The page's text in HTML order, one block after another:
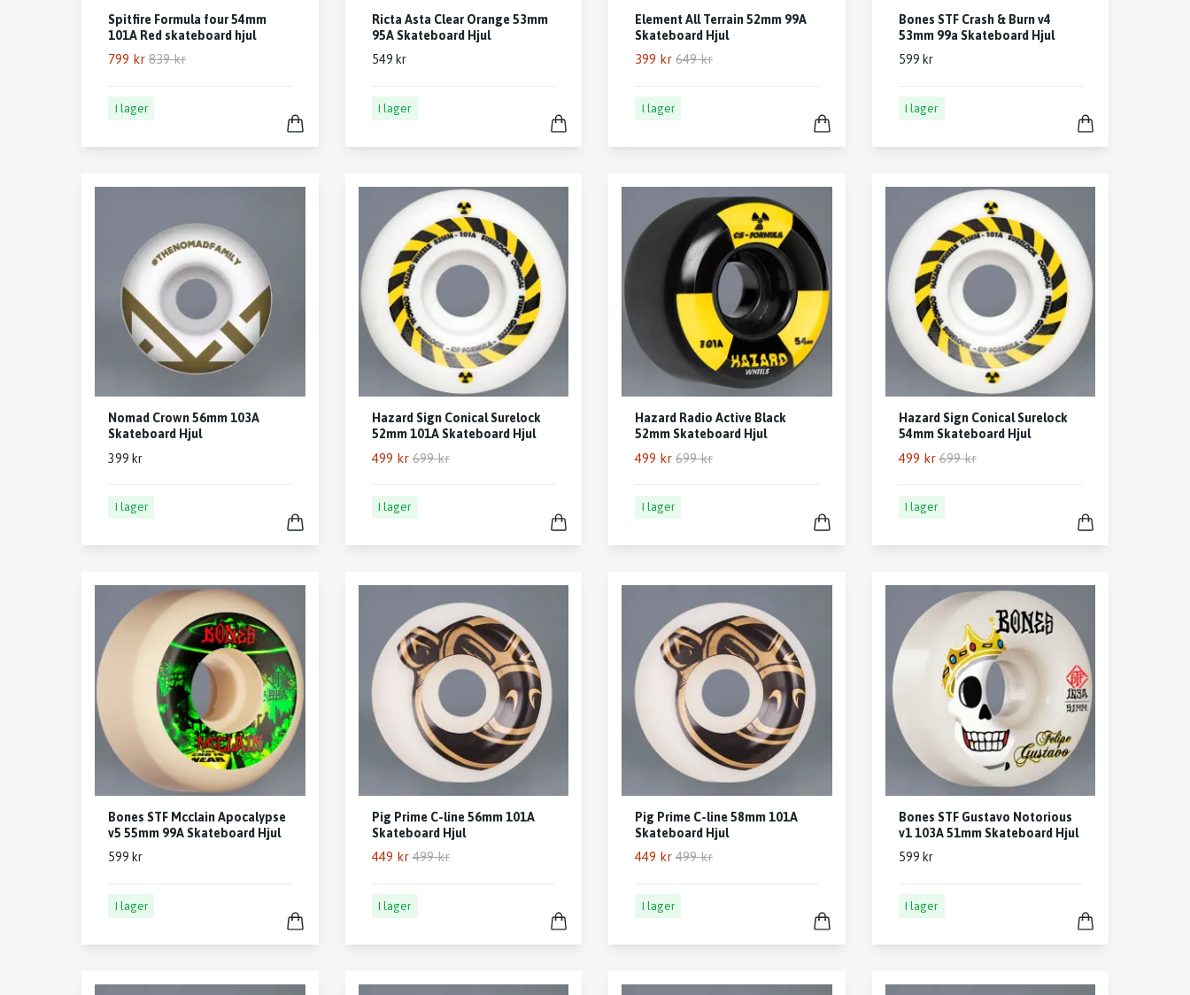
Spitfire Formula four 54mm
101A Red skateboard hjul
799 kr 839 kr
I lager
Ricta Asta Clear Orange 53mm
95A Skateboard Hjul
549 kr
I lager
Element All Terrain 52mm 99A
Skateboard Hjul
399 kr 649 kr
I lager
Bones STF Crash & Burn v4
53mm 99a Skateboard Hjul
599 kr
I lager
Nomad Crown 56mm 103A
Skateboard Hjul
399 kr
I lager
Hazard Sign Conical Surelock
52mm 101A Skateboard Hjul
499 kr 699 kr
I lager
Hazard Radio Active Black
52mm Skateboard Hjul
499 kr 699 kr
I lager
Hazard Sign Conical Surelock
54mm Skateboard Hjul
499 kr 699 kr
I lager
Bones STF Mcclain Apocalypse
v5 55mm 99A Skateboard Hjul
599 kr
I lager
Pig Prime C-line 56mm 101A
Skateboard Hjul
449 kr 499 kr
I lager
Pig Prime C-line 58mm 101A
Skateboard Hjul
449 kr 499 kr
I lager
Bones STF Gustavo Notorious
v1 103A 51mm Skateboard Hjul
599 kr
I lager